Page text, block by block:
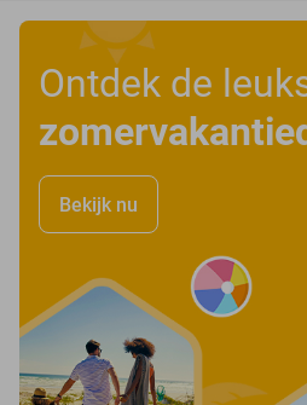
Ontdek de
Bekijk nu